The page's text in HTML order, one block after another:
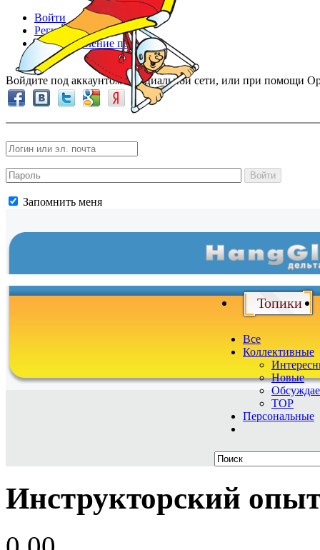
Войти
Регистрация
Восстановление пароля
Войдите под аккаунтом в социальной сети, или при помощи
Войти
Запомнить меня
Войти
Топики
Все
Коллективные
Новые
TOP
Персональные
Инструкторский